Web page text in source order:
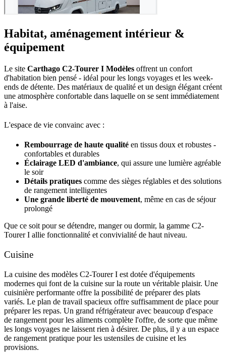
Habitat, aménagement intérieur &
équipement
Le site Carthago C2-Tourer I Modèles offrent un confort
d'habitation bien pensé - idéal pour les longs voyages et les week-
ends de détente. Des matériaux de qualité et un design élégant créent
une atmosphère confortable dans laquelle on se sent immédiatement
à l'aise.
L'espace de vie convainc avec :
Rembourrage de haute qualité en tissus doux et robustes -
confortables et durables
Éclairage LED d'ambiance, qui assure une lumière agréable
le soir
Détails pratiques comme des sièges réglables et des solutions
de rangement intelligentes
Une grande liberté de mouvement, même en cas de séjour
prolongé
Que ce soit pour se détendre, manger ou dormir, la gamme C2-
Tourer I allie fonctionnalité et convivialité de haut niveau.
Cuisine
La cuisine des modèles C2-Tourer I est dotée d'équipements
modernes qui font de la cuisine sur la route un véritable plaisir. Une
cuisinière performante offre la possibilité de préparer des plats
variés. Le plan de travail spacieux offre suffisamment de place pour
préparer les repas. Un grand réfrigérateur avec beaucoup d'espace
de rangement pour les aliments complète l'offre, de sorte que même
les longs voyages ne laissent rien à désirer. De plus, il y a un espace
de rangement pratique pour les ustensiles de cuisine et les
provisions.